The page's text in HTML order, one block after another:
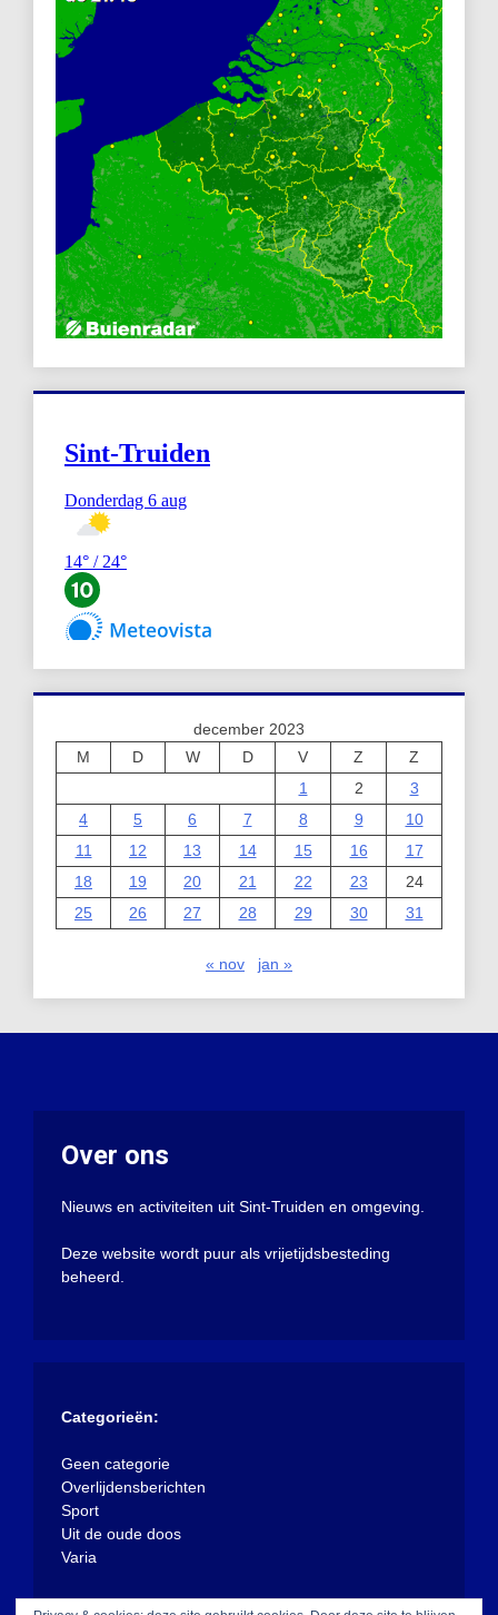
december 2023
M
D W D V Z
Z
1
2
3
4
5 6 7 8 9
10
11
12 13 14 15 16
17
18
19 20 21 22 23
24
25
26 27 28 29 30 31
« nov jan »
Over ons
Nieuws en activiteiten uit Sint-Truiden en omgeving.
Deze website wordt puur als vrijetijdsbesteding
beheerd.
Categorieën:
Geen categorie
Overlijdensberichten
Sport
Uit de oude doos
Varia